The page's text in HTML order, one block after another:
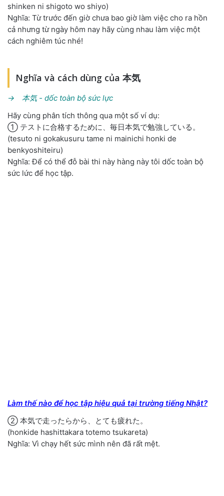
shinken ni shigoto wo shiyo)
Nghĩa: Từ trước đến giờ chưa bao giờ làm việc cho ra hồn
cả nhưng từ ngày hôm nay hãy cùng nhau làm việc một
cách nghiêm túc nhé!
Nghĩa và cách dùng của 本気
→ 本気 - dốc toàn bộ sức lực
Hãy cùng phân tích thông qua một số ví dụ:
① テストに合格するために、毎日本気で勉強している。
(tesuto ni gokakusuru tame ni mainichi honki de
benkyoshiteiru)
Nghĩa: Để có thể đỗ bài thi này hàng này tôi dốc toàn bộ
sức lức để học tập.
Làm thế nào để học tập hiệu quả tại trường tiếng Nhật?
② 本気で走ったらから、とても疲れた。
(honkide hashittakara totemo tsukareta)
Nghĩa: Vì chạy hết sức mình nên đã rất mệt.